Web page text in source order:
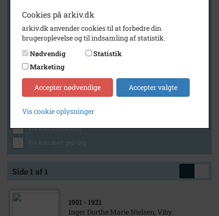
Geografi
Generelt
Vis kun med billeder
Vis kun med lydklip
Vis kun med kilder
Vis kun med geo-tag
Side 1 af 1
1901 - 1921
Inger Dorthe Marie Nielsen, Viby
Cookies på arkiv.dk
arkiv.dk anvender cookies til at forbedre din
brugeroplevelse og til indsamling af statistik.
Nødvendig
Statistik
Marketing
Accepter nødvendige Accepter valgte
Vis cookie oplysninger